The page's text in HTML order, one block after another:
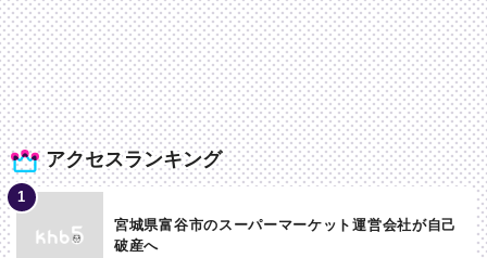
アクセスランキング
宮城県富谷市のスーパーマーケット運営会社が自己
破産へ